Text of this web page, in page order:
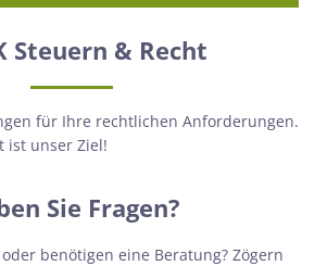
Steuern & Recht
für Ihre rechtlichen Anforderungen.
ist unser Ziel!
Sie Fragen?
benötigen eine Beratung? Zögern